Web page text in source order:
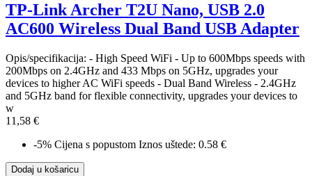
TP-Link Archer T2U Nano, USB 2.0
AC600 Wireless Dual Band USB Adapter
Opis/specifikacija: - High Speed WiFi - Up to 600Mbps speeds with
200Mbps on 2.4GHz and 433 Mbps on 5GHz, upgrades your
devices to higher AC WiFi speeds - Dual Band Wireless - 2.4GHz
and 5GHz band for flexible connectivity, upgrades your devices to
w
11,58 €
-5% Cijena s popustom Iznos uštede: 0.58 €
Dodaj u košaricu